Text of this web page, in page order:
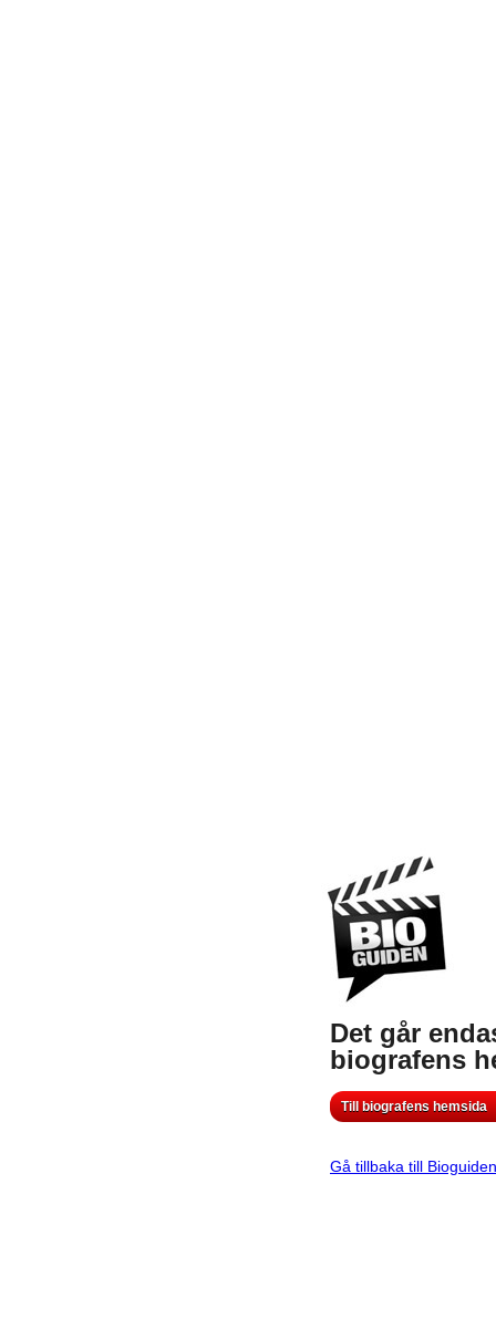
Det går
biografens
Till biografens hemsida
Gå tillbaka till Bioguiden